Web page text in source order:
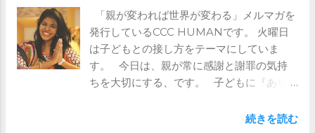
てを楽しんでください。 ご興味ある方はメ
ルマガを是非！ https://www.ccc-
human.com/mail-magazine
「親が変われば世界が変わる」メルマガを
発行しているCCC HUMANです。 火曜日
は子どもとの接し方をテーマにしていま
す。 今日は、親が常に感謝と謝罪の気持
ちを大切にする、です。 子どもに『あり
もに『ごめんなさい』という言葉を使える
続きを読む